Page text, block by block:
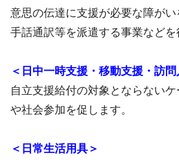
意思の伝達に支援が必要な障がい
手話通訳等を派遣する事業などを
＜日中一時支援・移動支援・訪
自立支援給付の対象とならない
や社会参加を促します。
＜日常生活用具＞